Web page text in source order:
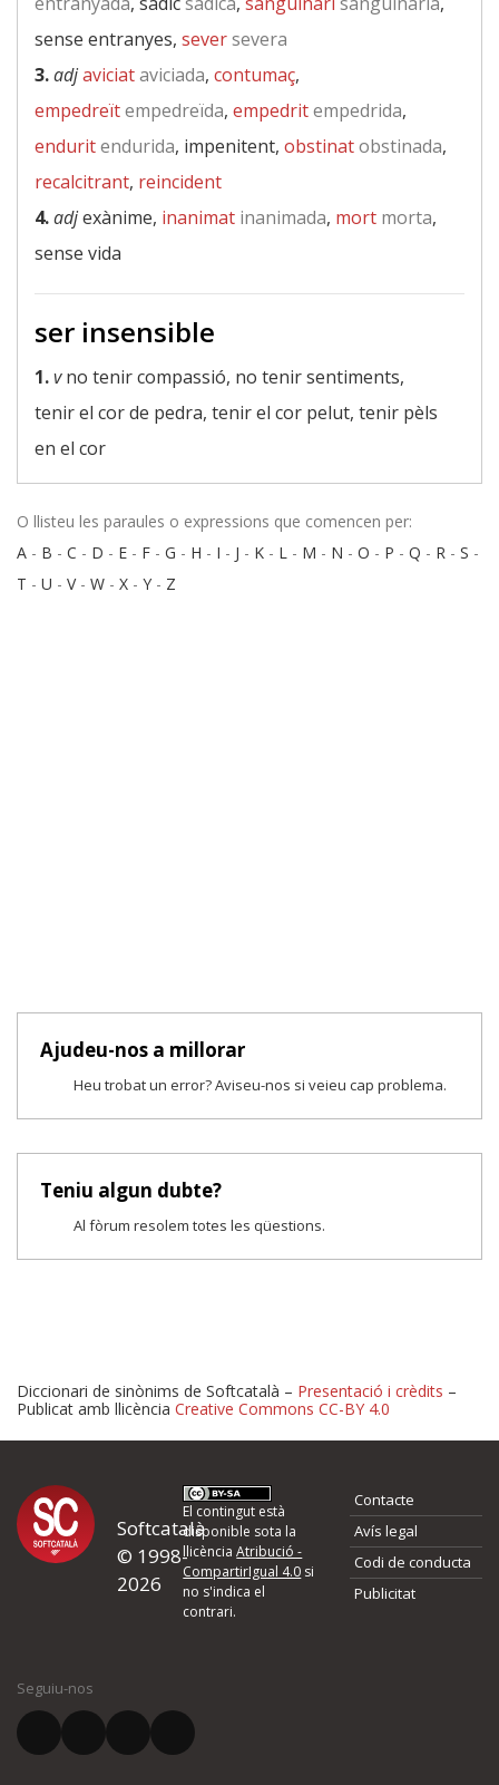
sense entranyes, seversevera
3.adjaviciataviciada, contumaç,
empedreïtempedreïda, empedritempedrida,
enduritendurida, impenitent, obstinatobstinada,
recalcitrant, reincident
4.adjexànime, inanimat inanimada, mort morta,
sense vida
ser insensible
1.vno tenir compassió, no tenir sentiments,
tenir el cor de pedra, tenir el cor pelut, tenir pèls
en el cor
O llisteu les paraules o expressions que comencen per:
A - B - C - D - E - F - G - H - I - J - K - L - M - N - O - P - Q - R - S -
T - U - V- W - X - Y - Z
Ajudeu-nos a millorar
Heu trobat un error? Aviseu-nos si veieu cap problema.
Teniu algun dubte?
Al fòrum resolem totes les qüestions.
Proposeu-nos millores o
d'errors
Si heu trobat un error o voleu proposar alguna millora, ompliu els
quina és la millora que proposeu o l'error del qual voleu informar-
El vostre correu electrònic *
Diccionari de sinònims de Softcatalà – Presentació i crèdits –
Publicat amb llicència Creative Commons CC-BY 4.0
Softcatalà
© 1998-
2026
El contingut està
disponible sota la
llicènciaAtribució -
CompartirIgual 4.0 si
no s'indica el
contrari.
Contacte
Avís legal
Codi de conducta
Publicitat
Seguiu-nos